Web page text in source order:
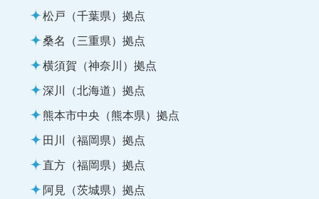
松戸（千葉県）拠点
桑名（三重県）拠点
横須賀（神奈川）拠点
深川（北海道）拠点
熊本市中央（熊本県）拠点
田川（福岡県）拠点
直方（福岡県）拠点
阿見（茨城県）拠点